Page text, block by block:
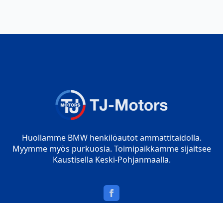
Huollamme BMW henkilöautot ammattitaidolla.
Myymme myös purkuosia. Toimipaikkamme sijaitsee
Kaustisella Keski-Pohjanmaalla.